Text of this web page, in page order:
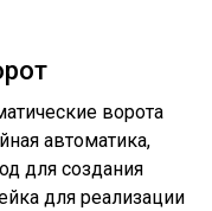
ворота
автоматика,
для создания
для реализации